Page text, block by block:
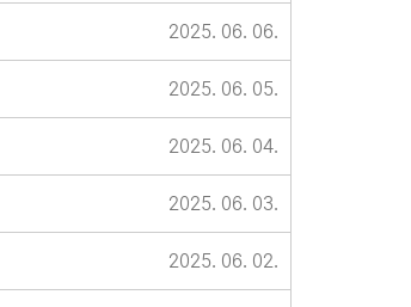
2025. 06. 06.
2025. 06. 05.
2025. 06. 04.
2025. 06. 03.
2025. 06. 02.